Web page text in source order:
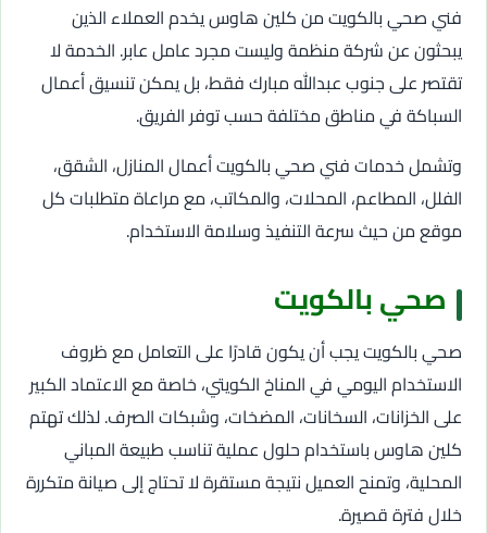
فني صحي بالكويت من كلين هاوس يخدم العملاء الذين
يبحثون عن شركة منظمة وليست مجرد عامل عابر. الخدمة لا
تقتصر على جنوب عبدالله مبارك فقط، بل يمكن تنسيق أعمال
السباكة في مناطق مختلفة حسب توفر الفريق.
وتشمل خدمات فني صحي بالكويت أعمال المنازل، الشقق،
الفلل، المطاعم، المحلات، والمكاتب، مع مراعاة متطلبات كل
موقع من حيث سرعة التنفيذ وسلامة الاستخدام.
صحي بالكويت
صحي بالكويت يجب أن يكون قادرًا على التعامل مع ظروف
الاستخدام اليومي في المناخ الكويتي، خاصة مع الاعتماد الكبير
على الخزانات، السخانات، المضخات، وشبكات الصرف. لذلك تهتم
كلين هاوس باستخدام حلول عملية تناسب طبيعة المباني
المحلية، وتمنح العميل نتيجة مستقرة لا تحتاج إلى صيانة متكررة
خلال فترة قصيرة.